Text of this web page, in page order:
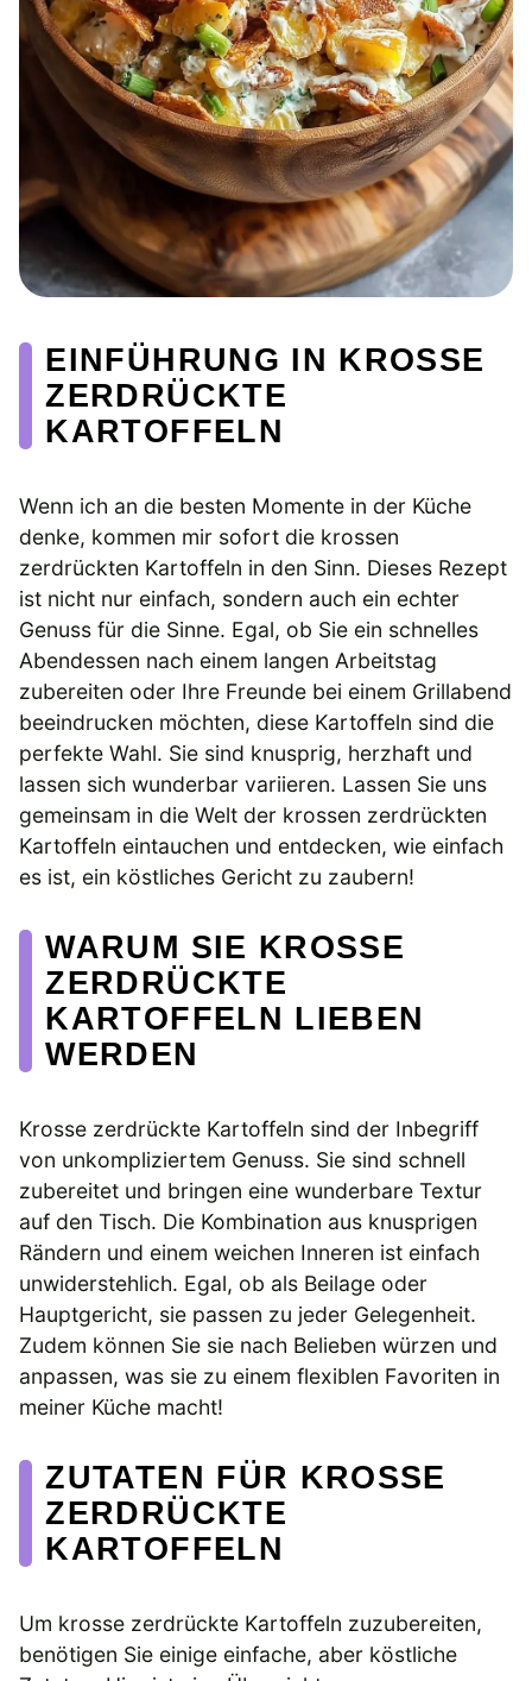
EINFÜHRUNG IN KROSSE
ZERDRÜCKTE
KARTOFFELN
Wenn ich an die besten Momente in der Küche
denke, kommen mir sofort die krossen
zerdrückten Kartoffeln in den Sinn. Dieses Rezept
ist nicht nur einfach, sondern auch ein echter
Genuss für die Sinne. Egal, ob Sie ein schnelles
Abendessen nach einem langen Arbeitstag
zubereiten oder Ihre Freunde bei einem Grillabend
beeindrucken möchten, diese Kartoffeln sind die
perfekte Wahl. Sie sind knusprig, herzhaft und
lassen sich wunderbar variieren. Lassen Sie uns
gemeinsam in die Welt der krossen zerdrückten
Kartoffeln eintauchen und entdecken, wie einfach
es ist, ein köstliches Gericht zu zaubern!
WARUM SIE KROSSE
ZERDRÜCKTE
KARTOFFELN LIEBEN
WERDEN
Krosse zerdrückte Kartoffeln sind der Inbegriff
von unkompliziertem Genuss. Sie sind schnell
zubereitet und bringen eine wunderbare Textur
auf den Tisch. Die Kombination aus knusprigen
Rändern und einem weichen Inneren ist einfach
unwiderstehlich. Egal, ob als Beilage oder
Hauptgericht, sie passen zu jeder Gelegenheit.
Zudem können Sie sie nach Belieben würzen und
anpassen, was sie zu einem flexiblen Favoriten in
meiner Küche macht!
ZUTATEN FÜR KROSSE
ZERDRÜCKTE
KARTOFFELN
Um krosse zerdrückte Kartoffeln zuzubereiten,
benötigen Sie einige einfache, aber köstliche